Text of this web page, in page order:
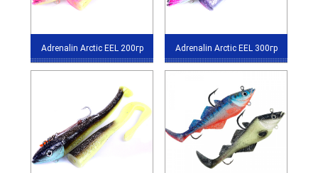
Adrenalin Arctic EEL 200гр Adrenalin Arctic EEL 300гр